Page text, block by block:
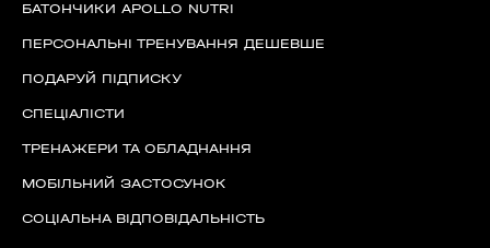
60 секунд пам’яті
БАТОНЧИКИ APOLLO NUTRI
ПЕРСОНАЛЬНІ ТРЕНУВАННЯ ДЕШЕВШЕ
ПОДАРУЙ ПІДПИСКУ
СПЕЦІАЛІСТИ
ТРЕНАЖЕРИ ТА ОБЛАДНАННЯ
МОБІЛЬНИЙ ЗАСТОСУНОК
СОЦІАЛЬНА ВІДПОВІДАЛЬНІСТЬ